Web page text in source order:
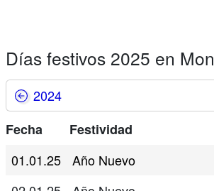
Días festivos 2025 en
2024
Fecha
Festividad
01.01.25
Año Nuevo